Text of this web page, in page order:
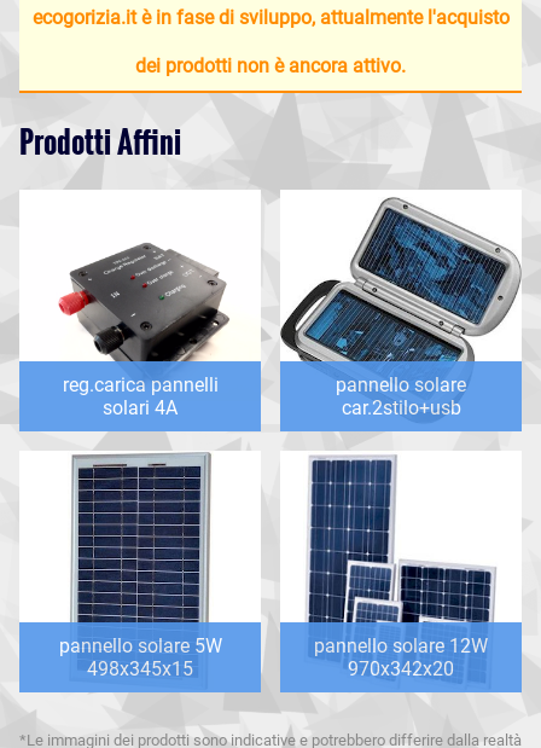
ecogorizia.it è in fase di sviluppo, attualmente l'acquisto
dei prodotti non è ancora attivo.
Prodotti Affini
reg.carica pannelli
solari 4A
pannello solare
car.2stilo+usb
pannello solare 5W
498x345x15
pannello solare 12W
970x342x20
*Le immagini dei prodotti sono indicative e potrebbero differire dalla realtà